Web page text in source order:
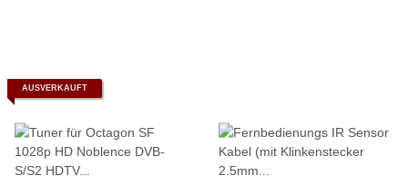
AUSVERKAUFT